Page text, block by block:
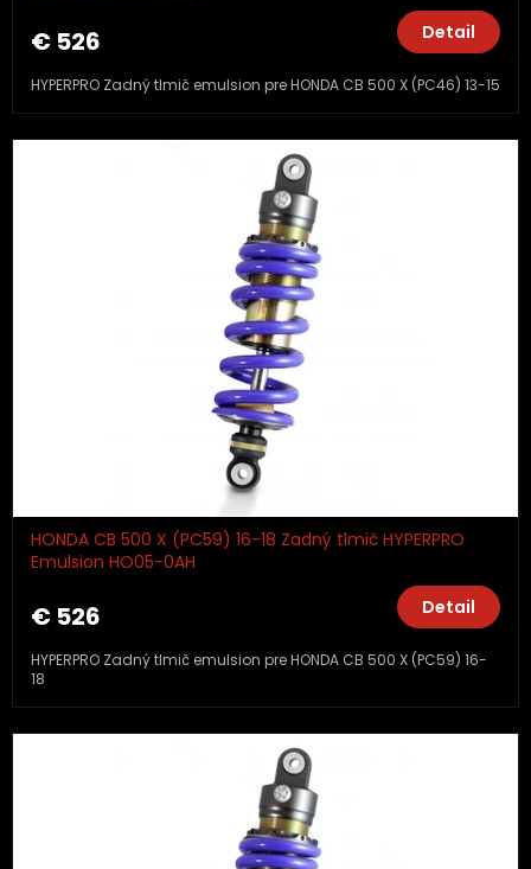
€ 526 Detail
HYPERPRO Zadný tlmič emulsion pre HONDA CB 500 X (PC46) 13-15
HONDA CB 500 X (PC59) 16-18 Zadný tlmič HYPERPRO
Emulsion HO05-0AH
€ 526 Detail
HYPERPRO Zadný tlmič emulsion pre HONDA CB 500 X (PC59) 16-
18